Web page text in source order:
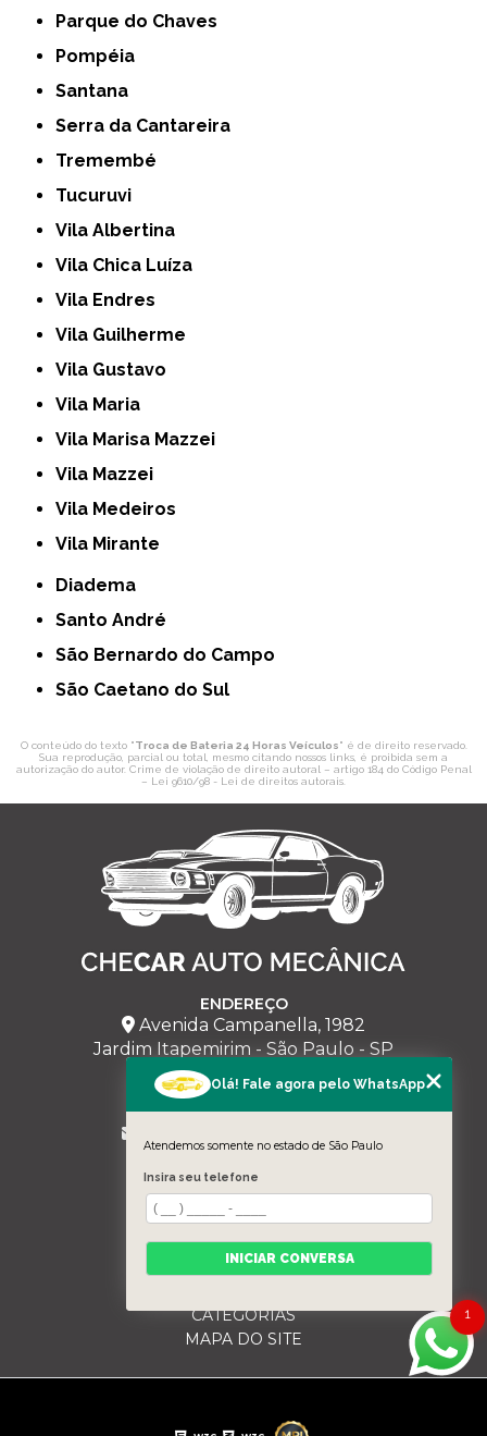
Parque do Chaves
Pompéia
Santana
Serra da Cantareira
Tremembé
Tucuruvi
Vila Albertina
Vila Chica Luíza
Vila Endres
Vila Guilherme
Vila Gustavo
Vila Maria
Vila Marisa Mazzei
Vila Mazzei
Vila Medeiros
Vila Mirante
Diadema
Santo André
São Bernardo do Campo
São Caetano do Sul
O conteúdo do texto "Troca de Bateria 24 Horas Veículos" é de direito reservado.
Sua reprodução, parcial ou total, mesmo citando nossos links, é proibida sem a
autorização do autor. Crime de violação de direito autoral – artigo 184 do Código Penal
– Lei 9610/98 - Lei de direitos autorais
ENDEREÇO
Avenida Campanella, 1982
Jardim Itapemirim - São Paulo - SP
CHECAR
(11) 95228-5543
MENU
HOME
SOBRE NÓS
SERVIÇOS
BLOG
CATEGORIAS
MAPA DO SITE
1
Olá! Fale agora pelo WhatsApp
Atendemos somente no estado de São Paulo
Insira seu telefone
INICIAR CONVERSA